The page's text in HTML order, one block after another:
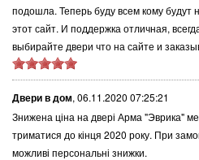
подошла. Теперь буду всем кому будут
этот сайт. И поддержка отличная,
выбирайте двери что на сайте и
Двери в дом, 06.11.2020 07:25:21
Знижена ціна на двері Арма "Эврика"
триматися до кінця 2020 року. При
можливі персональні знижки.